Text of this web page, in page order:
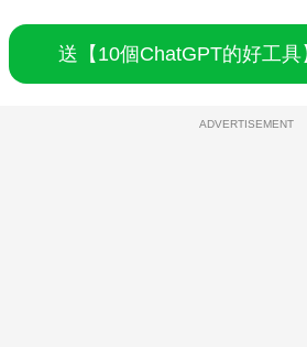
送【10個ChatGPT的好工具
ADVERTISEMENT